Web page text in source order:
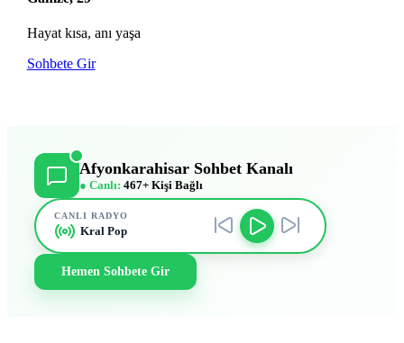
Hayat kısa, anı yaşa
Sohbete Gir
Afyonkarahisar Sohbet Kanalı
● Canlı: 467+ Kişi Bağlı
CANLI RADYO
Kral Pop
Hemen Sohbete Gir